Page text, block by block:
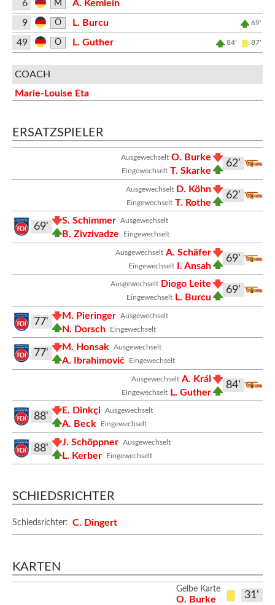
6 M
A. Kemlein
9
O L. Burcu 69'
49 O L. Guther 84' 87'
COACH
Marie-Louise Eta
ERSATZSPIELER
62'
Ausgewechselt O. Burke
Eingewechselt T. Skarke
62'
Ausgewechselt D. Köhn
Eingewechselt T. Rothe
Ausgewechselt
S. Schimmer
Eingewechselt
B. Zivzivadze
69'
69'
Ausgewechselt A. Schäfer
Eingewechselt I. Ansah
69'
Ausgewechselt Diogo Leite
Eingewechselt L. Burcu
Ausgewechselt
M. Pieringer
Eingewechselt
N. Dorsch
77'
Ausgewechselt
M. Honsak
Eingewechselt
A. Ibrahimović
77'
84'
Ausgewechselt A. Král
Eingewechselt L. Guther
Ausgewechselt
E. Dinkçi
Eingewechselt
A. Beck
88'
Ausgewechselt
J. Schöppner
Eingewechselt
L. Kerber
88'
SCHIEDSRICHTER
Schiedsrichter: C. Dingert
KARTEN
31'
Gelbe Karte
O. Burke